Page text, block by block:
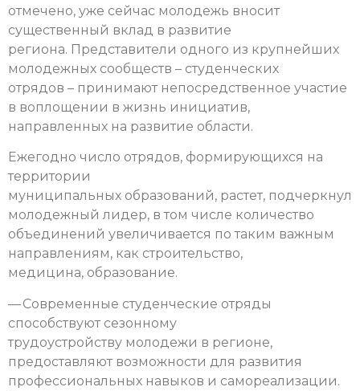
отмечено, уже сейчас молодежь вносит
существенный вклад в развитие
региона. Представители одного из крупнейших
молодежных сообществ – студенческих
отрядов – принимают непосредственное участие
в воплощении в жизнь инициатив,
направленных на развитие области.
Ежегодно число отрядов, формирующихся на
территории
муниципальных образований, растет, подчеркнул
молодежный лидер, в том числе количество
объединений увеличивается по таким важным
направлениям, как строительство,
медицина, образование.
— Современные студенческие отряды
способствуют сезонному
трудоустройству молодежи в регионе,
предоставляют возможности для развития
профессиональных навыков и самореализации.